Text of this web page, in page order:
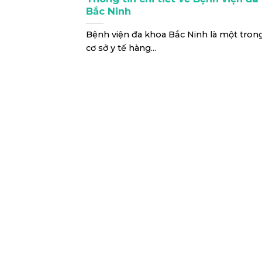
Bắc Ninh
Bệnh viện đa khoa Bắc Ninh là một
cơ sở y tế hàng...